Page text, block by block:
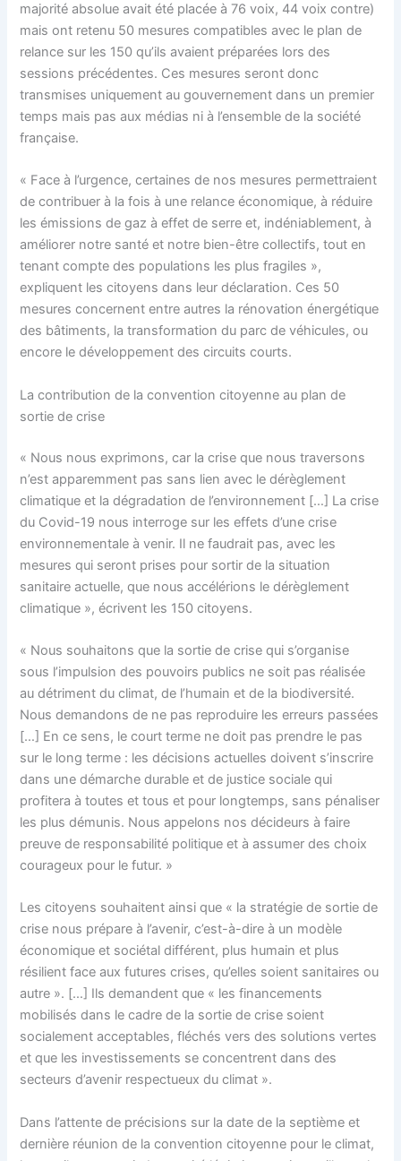
majorité absolue avait été placée à 76 voix, 44 voix contre)
mais ont retenu 50 mesures compatibles avec le plan de
relance sur les 150 qu’ils avaient préparées lors des
sessions précédentes. Ces mesures seront donc
transmises uniquement au gouvernement dans un premier
temps mais pas aux médias ni à l’ensemble de la société
française.
« Face à l’urgence, certaines de nos mesures permettraient
de contribuer à la fois à une relance économique, à réduire
les émissions de gaz à effet de serre et, indéniablement, à
améliorer notre santé et notre bien-être collectifs, tout en
tenant compte des populations les plus fragiles »,
expliquent les citoyens dans leur déclaration. Ces 50
mesures concernent entre autres la rénovation énergétique
des bâtiments, la transformation du parc de véhicules, ou
encore le développement des circuits courts.
La contribution de la convention citoyenne au plan de
sortie de crise
« Nous nous exprimons, car la crise que nous traversons
n’est apparemment pas sans lien avec le dérèglement
climatique et la dégradation de l’environnement […] La crise
du Covid-19 nous interroge sur les effets d’une crise
environnementale à venir. Il ne faudrait pas, avec les
mesures qui seront prises pour sortir de la situation
sanitaire actuelle, que nous accélérions le dérèglement
climatique », écrivent les 150 citoyens.
« Nous souhaitons que la sortie de crise qui s’organise
sous l’impulsion des pouvoirs publics ne soit pas réalisée
au détriment du climat, de l’humain et de la biodiversité.
Nous demandons de ne pas reproduire les erreurs passées
[…] En ce sens, le court terme ne doit pas prendre le pas
sur le long terme : les décisions actuelles doivent s’inscrire
dans une démarche durable et de justice sociale qui
profitera à toutes et tous et pour longtemps, sans pénaliser
les plus démunis. Nous appelons nos décideurs à faire
preuve de responsabilité politique et à assumer des choix
courageux pour le futur. »
Les citoyens souhaitent ainsi que « la stratégie de sortie de
crise nous prépare à l’avenir, c’est-à-dire à un modèle
économique et sociétal différent, plus humain et plus
résilient face aux futures crises, qu’elles soient sanitaires ou
autre ». […] Ils demandent que « les financements
mobilisés dans le cadre de la sortie de crise soient
socialement acceptables, fléchés vers des solutions vertes
et que les investissements se concentrent dans des
secteurs d’avenir respectueux du climat ».
Dans l’attente de précisions sur la date de la septième et
dernière réunion de la convention citoyenne pour le climat,